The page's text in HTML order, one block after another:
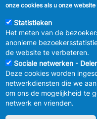
onze cookies als u onze
Statistieken
Het meten van de
anonieme
de website te verbeteren.
Sociale netwerken -
Deze cookies worden
netwerkdiensten die we
om ons de mogelijkheid te
netwerk en vrienden.